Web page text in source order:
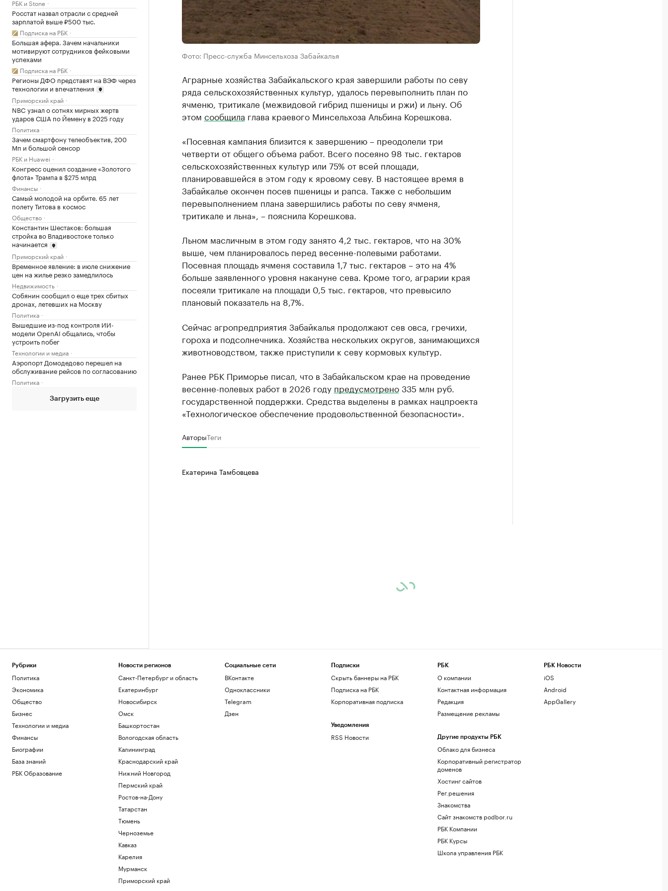
РБК и Stone
Росстат назвал отрасли с средней
зарплатой выше ₽500 тыс.
Подписка на РБК
Большая афера. Зачем начальники
мотивируют сотрудников фейковыми
успехами
Подписка на РБК
Регионы ДФО представят на ВЭФ через
технологии и впечатления
Приморский край
NBC узнал о сотнях мирных жертв
ударов США по Йемену в 2025 году
Политика
Зачем смартфону телеобъектив, 200
Мп и большой сенсор
РБК и Huawei
Конгресс оценил создание «Золотого
флота» Трампа в $275 млрд
Финансы
Самый молодой на орбите. 65 лет
полету Титова в космос
Общество
Константин Шестаков: большая
стройка во Владивостоке только
начинается
Приморский край
Временное явление: в июле снижение
цен на жилье резко замедлилось
Недвижимость
Собянин сообщил о еще трех сбитых
дронах, летевших на Москву
Политика
Вышедшие из-под контроля ИИ-
модели OpenAI общались, чтобы
устроить побег
Технологии и медиа
Аэропорт Домодедово перешел на
обслуживание рейсов по согласованию
Политика
Загрузить еще
Фото: Пресс-служба Минсельхоза Забайкалья
Аграрные хозяйства Забайкальского края завершили работы по севу
ряда сельскохозяйственных культур, удалось перевыполнить план по
ячменю, тритикале (межвидовой гибрид пшеницы и ржи) и льну. Об
этом сообщила глава краевого Минсельхоза Альбина Корешкова.
«Посевная кампания близится к завершению – преодолели три
четверти от общего объема работ. Всего посеяно 98 тыс. гектаров
сельскохозяйственных культур или 75% от всей площади,
планировавшейся в этом году к яровому севу. В настоящее время в
Забайкалье окончен посев пшеницы и рапса. Также с небольшим
перевыполнением плана завершились работы по севу ячменя,
тритикале и льна», – пояснила Корешкова.
Льном масличным в этом году занято 4,2 тыс. гектаров, что на 30%
выше, чем планировалось перед весенне-полевыми работами.
Посевная площадь ячменя составила 1,7 тыс. гектаров – это на 4%
больше заявленного уровня накануне сева. Кроме того, аграрии края
посеяли тритикале на площади 0,5 тыс. гектаров, что превысило
плановый показатель на 8,7%.
Сейчас агропредприятия Забайкалья продолжают сев овса, гречихи,
гороха и подсолнечника. Хозяйства нескольких округов, занимающихся
животноводством, также приступили к севу кормовых культур.
Ранее РБК Приморье писал, что в Забайкальском крае на проведение
весенне-полевых работ в 2026 году предусмотрено335 млн руб.
государственной поддержки. Средства выделены в рамках нацпроекта
«Технологическое обеспечение продовольственной безопасности».
АвторыТеги
Екатерина Тамбовцева
Рубрики
Политика
Экономика
Общество
Бизнес
Технологии и медиа
Финансы
Биографии
База знаний
РБК Образование
Новости регионов
Санкт-Петербург и область
Екатеринбург
Новосибирск
Омск
Башкортостан
Вологодская область
Калининград
Краснодарский край
Нижний Новгород
Пермский край
Ростов-на-Дону
Татарстан
Тюмень
Черноземье
Кавказ
Карелия
Мурманск
Приморский край
Социальные сети
ВКонтакте
Одноклассники
Telegram
Дзен
Подписки
Скрыть баннеры на РБК
Подписка на РБК
Корпоративная подписка
Уведомления
RSS Новости
РБК
О компании
Контактная информация
Редакция
Размещение рекламы
Другие продукты РБК
Облако для бизнеса
Корпоративный регистратор
доменов
Хостинг сайтов
Рег.решения
Знакомства
Сайт знакомств podbor.ru
РБК Компании
РБК Курсы
Школа управления РБК
РБК Новости
iOS
Android
AppGallery